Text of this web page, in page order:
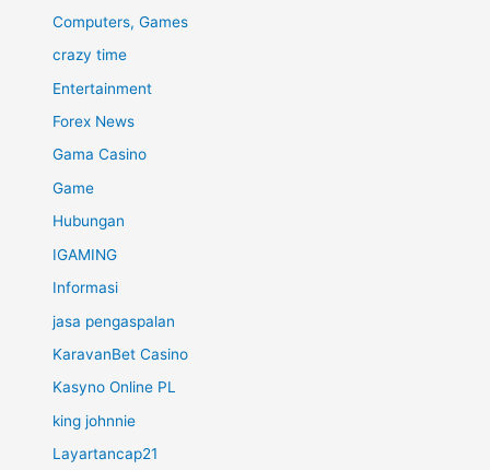
Computers, Games
crazy time
Entertainment
Forex News
Gama Casino
Game
Hubungan
IGAMING
Informasi
jasa pengaspalan
KaravanBet Casino
Kasyno Online PL
king johnnie
Layartancap21